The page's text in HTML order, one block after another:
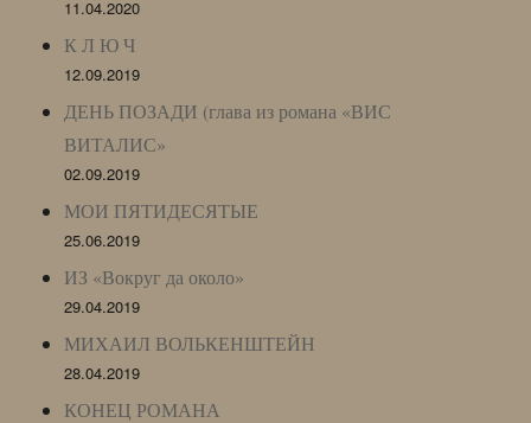
11.04.2020
К Л Ю Ч
12.09.2019
ДЕНЬ ПОЗАДИ (глава из романа «ВИС
ВИТАЛИС»
02.09.2019
МОИ ПЯТИДЕСЯТЫЕ
25.06.2019
ИЗ «Вокруг да около»
29.04.2019
МИХАИЛ ВОЛЬКЕНШТЕЙН
28.04.2019
КОНЕЦ РОМАНА